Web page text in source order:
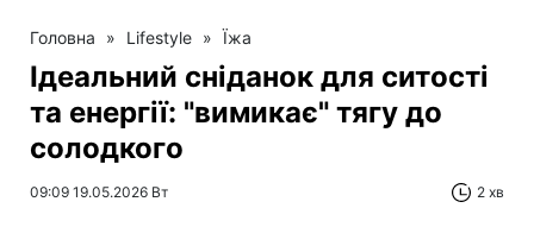
Головна » Lifestyle » Їжа
Ідеальний сніданок для ситості
та енергії: "вимикає" тягу до
солодкого
09:09 19.05.2026 Вт 2 хв